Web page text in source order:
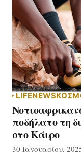
LIFENEWS
ποδήλατο τη
στο Κάιρο
30 Ιανουαρίου,